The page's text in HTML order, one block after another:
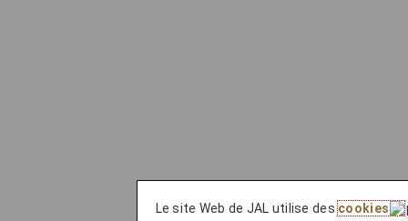
Le site Web de JAL utilise descookies